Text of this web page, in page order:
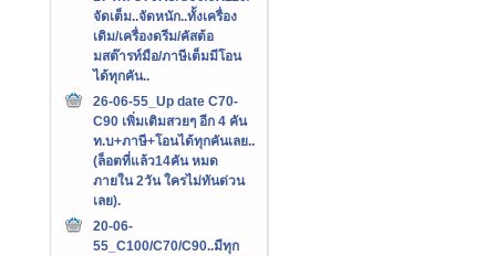
จัดเต็ม..จัดหนัก..ทั้งเครื่อง
เดิม/เครื่องดรีม/คัสต้อ
มสต๊ารท์มือ/ภาษีเต็มมีโอน
ได้ทุกคัน..
26-06-55_Up date C70-
C90 เพิ่มเติมสวยๆ อีก 4 คัน
ท.บ+ภาษี+โอนได้ทุกคันเลย..
(ล็อตที่แล้ว14คัน หมด
ภายใน 2วัน ใครไม่ทันด่วน
เลย).
20-06-
55_C100/C70/C90..มีทุก